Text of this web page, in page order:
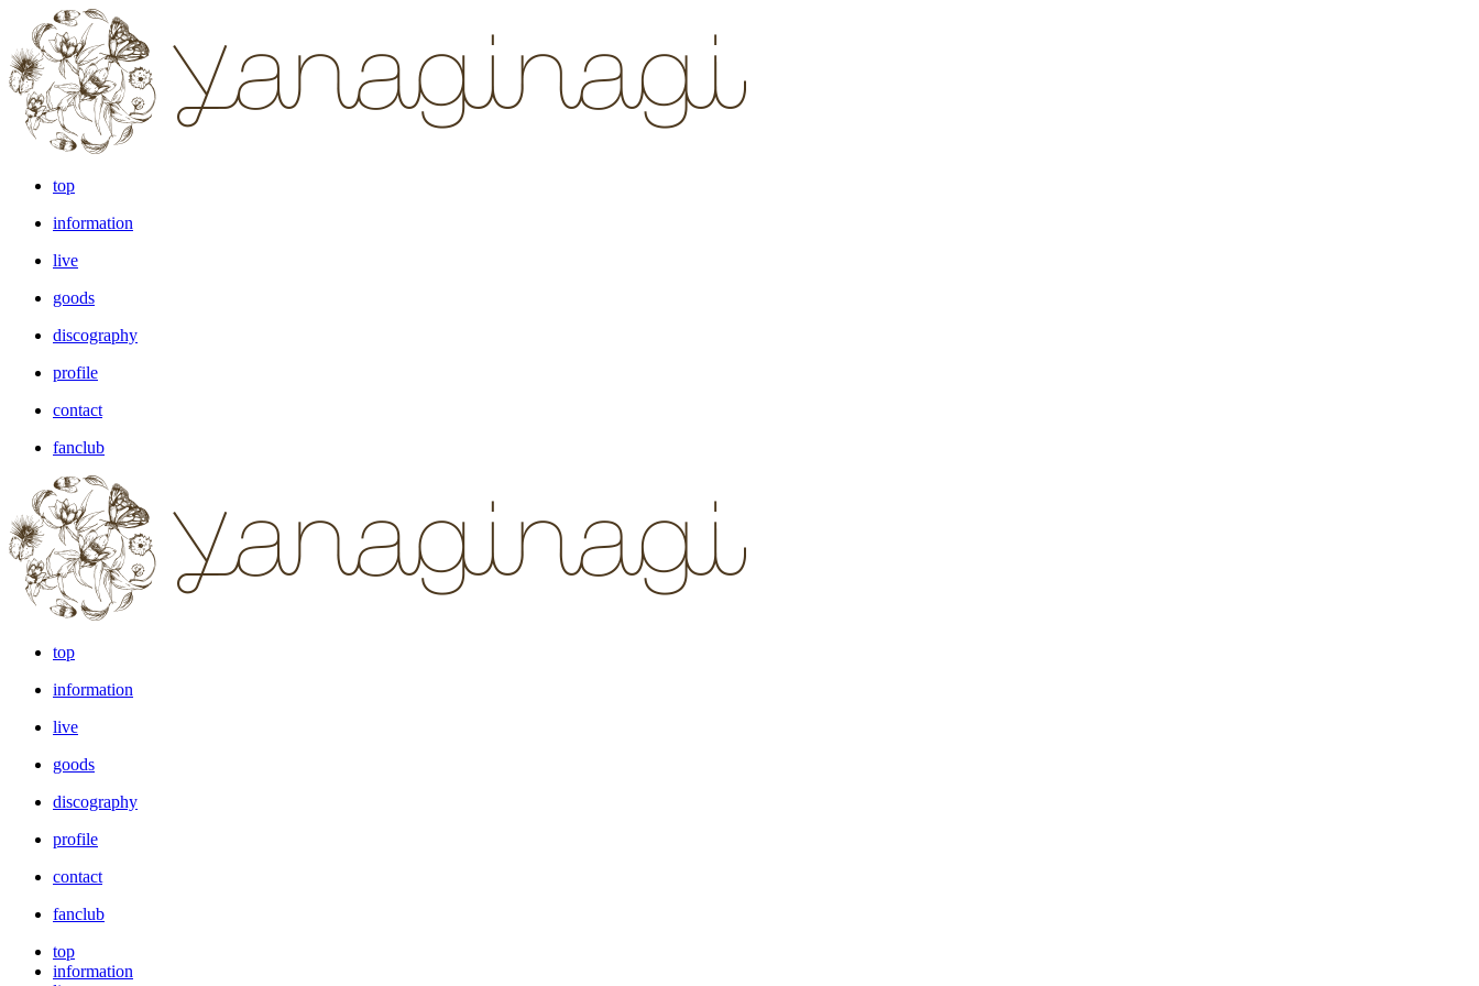
top
information
live
goods
discography
profile
contact
fanclub
top
information
live
goods
discography
profile
contact
fanclub
top
information